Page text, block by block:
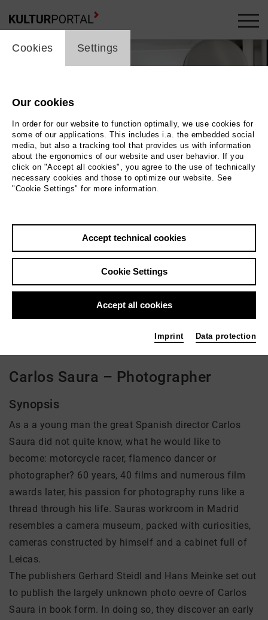
Germany 2017 | 52 min.
Director: Jörg Adolph, Geron Wetzel
There is currently no offer available
Carlos Saura – Photographer
Synopsis
As a a young man the great Spanish director Carlos
Saura did not quite know, what he would like to
become: motorcycle racer, flamenco dancer or
photographer? 60 years, 40 films and numerous film
awards later, his passion for photography runs like a
thread through his life. Sauras workroom in Madrid
resembles a camera museum, packed with curiosities,
cameras constructed by himself and a cabinet full of
Leicas.
The publishers Gerhard Steidl and Hans Meinke set out
to publish the largely unknown photo oevre of Carlos
Saura in book form. In doing so, they discover an early
cookie_layer
Cookies Settings
Our cookies
In order for our website to function optimally, we use cookies for
some of our applications. This includes i.a. the embedded social
media, but also a tracking tool that provides us with information
about the ergonomics of our website and user behavior. If you
click on "Accept all cookies", you agree to the use of technically
necessary cookies and those to optimize our website. See
"Cookie Settings" for more information.
Accept technical cookies
Cookie Settings
Accept all cookies
Imprint Data protection